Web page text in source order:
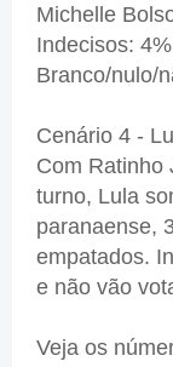
Michelle
Indecisos:
Branco/nulo/
Cenário 4 -
Com Ratinho
turno, Lula
paranaense,
empatados.
e não vão
Veja os